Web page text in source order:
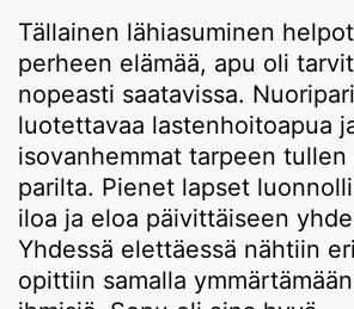
Tällainen lähiasuminen
perheen elämää, apu oli
nopeasti saatavissa.
luotettavaa lastenhoitoapua
isovanhemmat tarpeen
parilta. Pienet lapset
iloa ja eloa päivittäiseen
Yhdessä elettäessä nähtiin
opittiin samalla